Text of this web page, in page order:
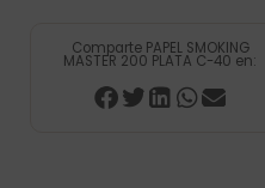
Comparte PAPEL SMOKING
MASTER 200 PLATA C-40 en: